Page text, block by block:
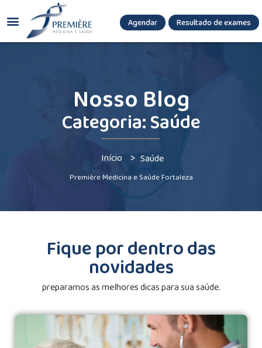
Agendar Resultado de exames
Nosso Blog
Categoria: Saúde
Início > Saúde
Première Medicina e Saúde Fortaleza
Fique por dentro das
novidades
preparamos as melhores dicas para sua saúde.